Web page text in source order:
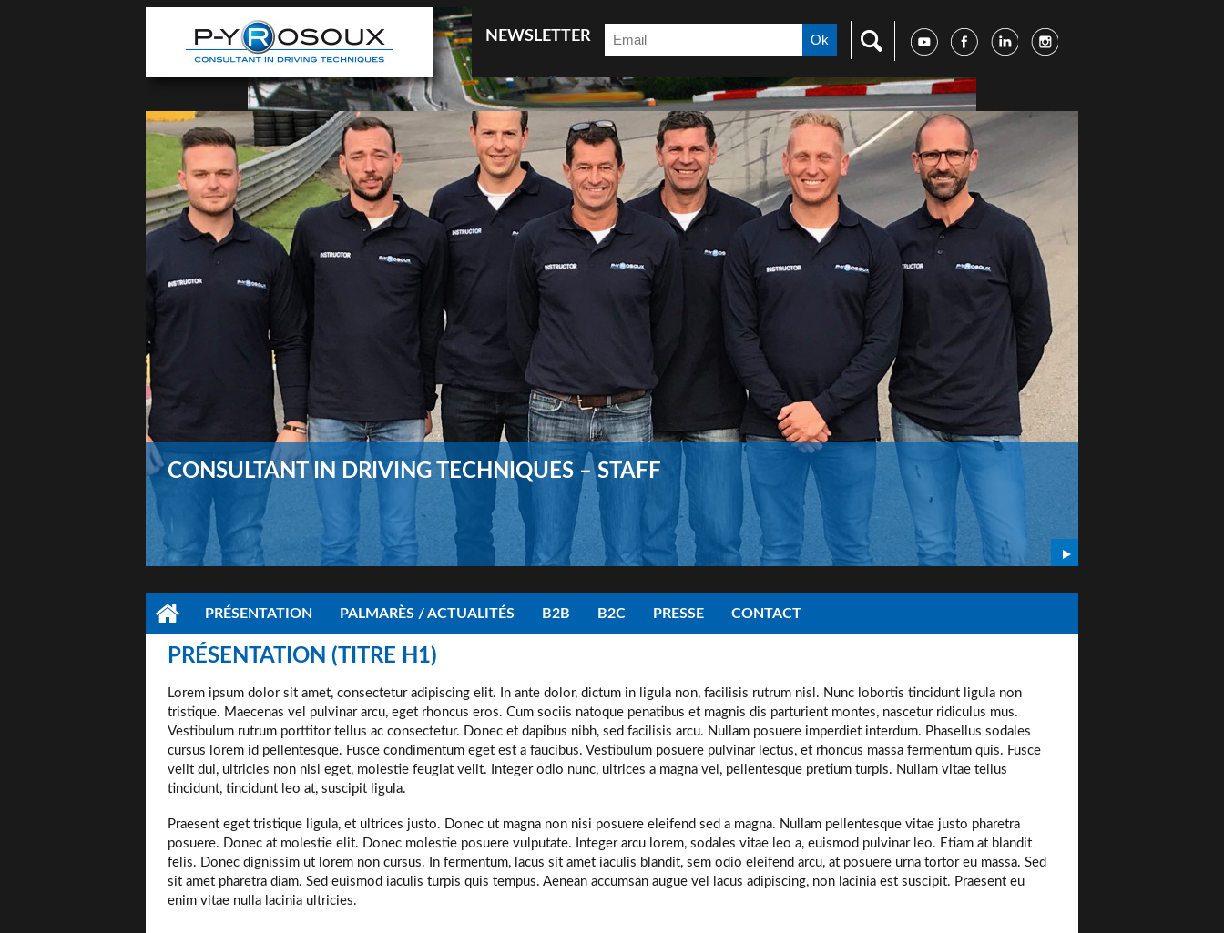
NEWSLETTER
Accueil
After 6 (18h-20h : Initiation au pilotage)
Ask for information
B2B
Car test
Coaching
Coaching EN
Conférence
Contact
Contact
Demandes d’infos
e-Driving
Eco-Driving
Events package
Galeries photos
Introduction
Legal notice
Les News
Mentions légales
News EN
Newsletter
Palmarès / Actualités
Photo galleries
Pilote de précision (TV – Cinéma)
Plan du site
Présentation de véhicules pour les marques
Presse
Prize list / News
Recherche
Road Book
Search
Sitemap
CONSULTANT IN DRIVING TECHNIQUES – STAFF
PRÉSENTATION PALMARÈS / ACTUALITÉS B2B B2C PRESSE CONTACT
PRÉSENTATION (TITRE H1)
Lorem ipsum dolor sit amet, consectetur adipiscing elit. In ante dolor, dictum in ligula non, facilisis rutrum nisl. Nunc lobortis tincidunt ligula non
tristique. Maecenas vel pulvinar arcu, eget rhoncus eros. Cum sociis natoque penatibus et magnis dis parturient montes, nascetur ridiculus mus.
Vestibulum rutrum porttitor tellus ac consectetur. Donec et dapibus nibh, sed facilisis arcu. Nullam posuere imperdiet interdum. Phasellus sodales
cursus lorem id pellentesque. Fusce condimentum eget est a faucibus. Vestibulum posuere pulvinar lectus, et rhoncus massa fermentum quis. Fusce
velit dui, ultricies non nisl eget, molestie feugiat velit. Integer odio nunc, ultrices a magna vel, pellentesque pretium turpis. Nullam vitae tellus
tincidunt, tincidunt leo at, suscipit ligula.
Praesent eget tristique ligula, et ultrices justo. Donec ut magna non nisi posuere eleifend sed a magna. Nullam pellentesque vitae justo pharetra
posuere. Donec at molestie elit. Donec molestie posuere vulputate. Integer arcu lorem, sodales vitae leo a, euismod pulvinar leo. Etiam at blandit
felis. Donec dignissim ut lorem non cursus. In fermentum, lacus sit amet iaculis blandit, sem odio eleifend arcu, at posuere urna tortor eu massa. Sed
sit amet pharetra diam. Sed euismod iaculis turpis quis tempus. Aenean accumsan augue vel lacus adipiscing, non lacinia est suscipit. Praesent eu
enim vitae nulla lacinia ultricies.